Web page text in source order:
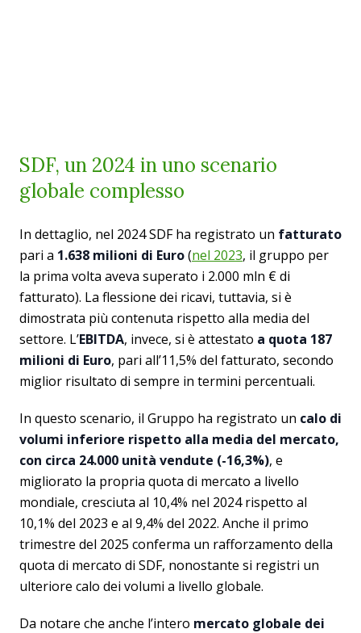
SDF, un 2024 in uno scenario
globale complesso
In dettaglio, nel 2024 SDF ha registrato un fatturato
pari a 1.638 milioni di Euro(nel 2023, il gruppo per
la prima volta aveva superato i 2.000 mln € di
fatturato). La flessione dei ricavi, tuttavia, si è
dimostrata più contenuta rispetto alla media del
settore. L’EBITDA, invece, si è attestato a quota 187
milioni di Euro, pari all’11,5% del fatturato, secondo
miglior risultato di sempre in termini percentuali.
In questo scenario, il Gruppo ha registrato un calo di
volumi inferiore rispetto alla media del mercato,
con circa 24.000 unità vendute (-16,3%), e
migliorato la propria quota di mercato a livello
mondiale, cresciuta al 10,4% nel 2024 rispetto al
10,1% del 2023 e al 9,4% del 2022. Anche il primo
trimestre del 2025 conferma un rafforzamento della
quota di mercato di SDF, nonostante si registri un
ulteriore calo dei volumi a livello globale.
Da notare che anche l’intero mercato globale dei